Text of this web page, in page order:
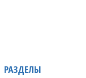
РАЗДЕЛЫ